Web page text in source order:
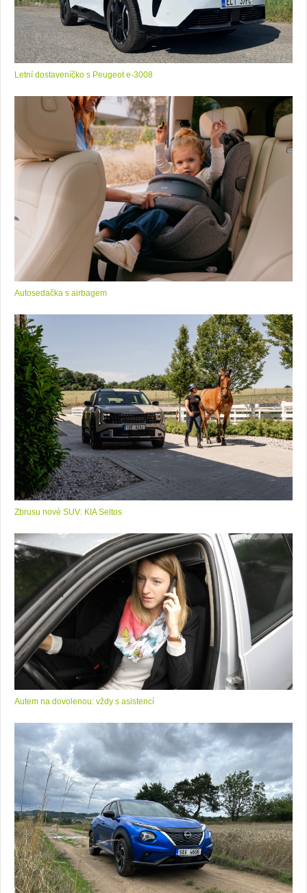
Letní dostaveníčko s Peugeot e-3008
Autosedačka s airbagem
Zbrusu nové SUV: KIA Seltos
Autem na dovolenou: vždy s asistencí